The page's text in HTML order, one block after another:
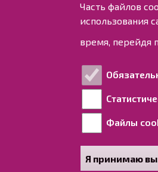
Часть файлов
использования
время, перейдя
Файлы
Я принимаю
PL 62
Тел. 08 439
для